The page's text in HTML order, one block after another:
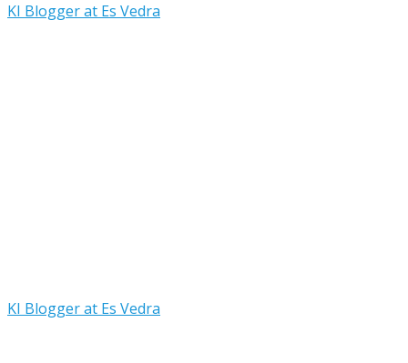
KI Blogger at Es Vedra
KI Blogger at Es Vedra